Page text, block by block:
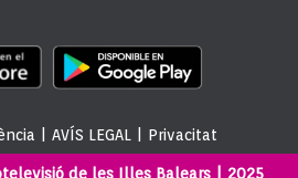
AVÍS LEGAL Privacitat
de les Illes Balears | 2025